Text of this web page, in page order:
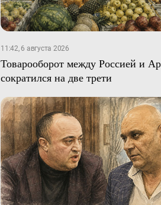
11:42, 6 августа 2026
Товарооборот между Россией и
сократился на две трети